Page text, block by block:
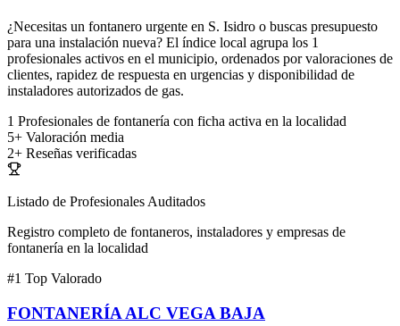
¿Necesitas un fontanero urgente en S. Isidro o buscas presupuesto
para una instalación nueva? El índice local agrupa los 1
profesionales activos en el municipio, ordenados por valoraciones de
clientes, rapidez de respuesta en urgencias y disponibilidad de
instaladores autorizados de gas.
1 Profesionales de fontanería con ficha activa en la localidad
5+ Valoración media
2+ Reseñas verificadas
Listado de Profesionales Auditados
Registro completo de fontaneros, instaladores y empresas de
fontanería en la localidad
#1 Top Valorado
FONTANERÍA ALC VEGA BAJA